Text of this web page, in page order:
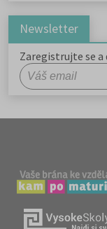
Newsletter
Zaregistrujte se